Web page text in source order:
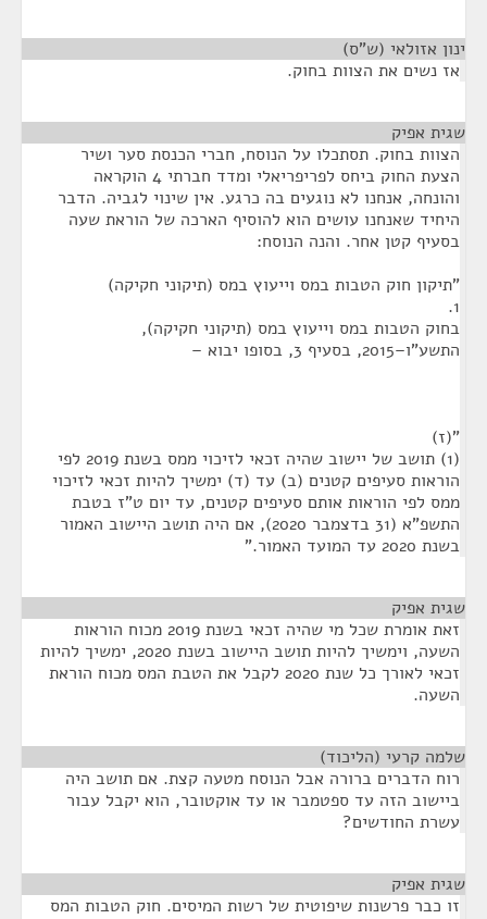
ינון אזולאי (ש"ס)
אז נשים את הצוות בחוק.
שגית אפיק
הצוות בחוק. תסתכלו על הנוסח, חברי הכנסת סער ושיר
הצעת החוק ביחס לפריפריאלי ומדד חברתי 4 הוקראה
והונחה, אנחנו לא נוגעים בה כרגע. אין שינוי לגביה. הדבר
היחיד שאנחנו עושים הוא להוסיף הארכה של הוראת שעה
בסעיף קטן אחר. והנה הנוסח:
"תיקון חוק הטבות במס וייעוץ במס (תיקוני חקיקה)
1.
בחוק הטבות במס וייעוץ במס (תיקוני חקיקה),
התשע"ו–2015, בסעיף 3, בסופו יבוא –
"(ז)
(1) תושב של יישוב שהיה זכאי לזיכוי ממס בשנת 2019 לפי
הוראות סעיפים קטנים (ב) עד (ד) ימשיך להיות זכאי לזיכוי
ממס לפי הוראות אותם סעיפים קטנים, עד יום ט"ז בטבת
התשפ"א (31 בדצמבר 2020), אם היה תושב היישוב האמור
בשנת 2020 עד המועד האמור."
שגית אפיק
זאת אומרת שכל מי שהיה זכאי בשנת 2019 מכוח הוראות
השעה, וימשיך להיות תושב היישוב בשנת 2020, ימשיך להיות
זכאי לאורך כל שנת 2020 לקבל את הטבת המס מכוח הוראת
השעה.
שלמה קרעי (הליכוד)
רוח הדברים ברורה אבל הנוסח מטעה קצת. אם תושב היה
ביישוב הזה עד ספטמבר או עד אוקטובר, הוא יקבל עבור
עשרת החודשים?
שגית אפיק
זו כבר פרשנות שיפוטית של רשות המיסים. חוק הטבות המס